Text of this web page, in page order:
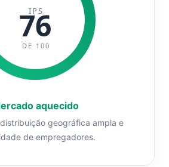
IPS
76
DE 100
aquecido
geográfica ampla e
de empregadores.